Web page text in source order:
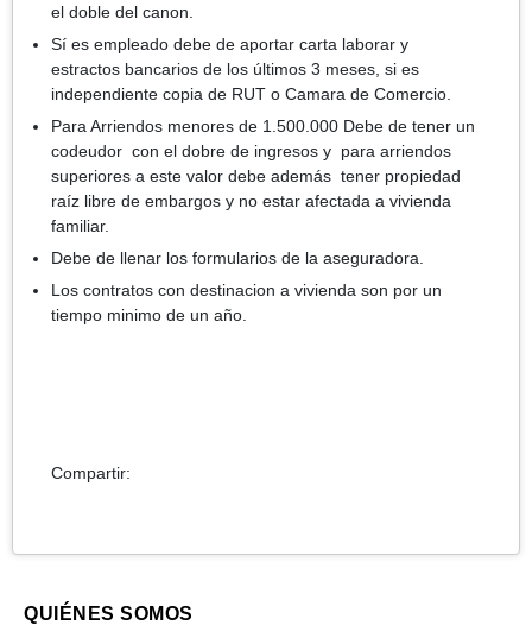
el doble del canon.
Sí es empleado debe de aportar carta laborar y
estractos bancarios de los últimos 3 meses, si es
independiente copia de RUT o Camara de Comercio.
Para Arriendos menores de 1.500.000 Debe de tener un
codeudor con el dobre de ingresos y para arriendos
superiores a este valor debe además tener propiedad
raíz libre de embargos y no estar afectada a vivienda
familiar.
Debe de llenar los formularios de la aseguradora.
Los contratos con destinacion a vivienda son por un
tiempo minimo de un año.
Compartir:
QUIÉNES SOMOS